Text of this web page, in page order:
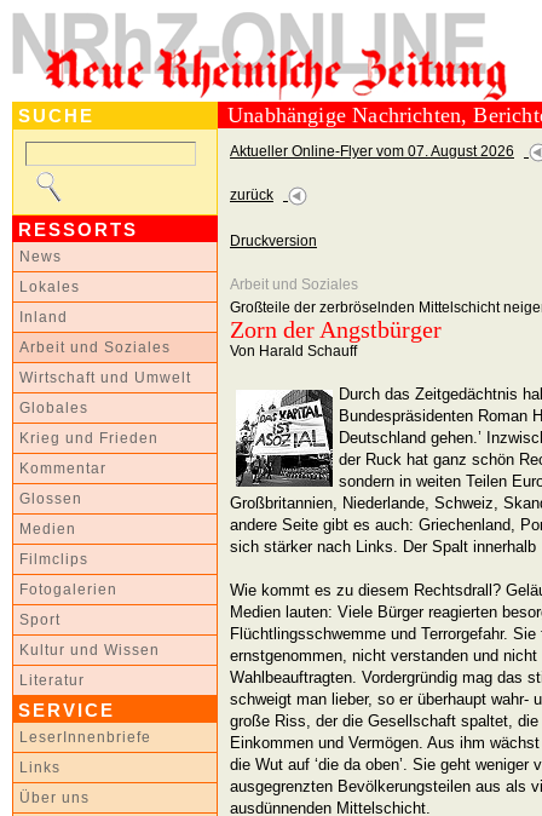
SUCHE
RESSORTS
News
Lokales
Inland
Arbeit und Soziales
Wirtschaft und Umwelt
Globales
Krieg und Frieden
Kommentar
Glossen
Medien
Filmclips
Fotogalerien
Sport
Kultur und Wissen
Literatur
SERVICE
LeserInnenbriefe
Links
Über uns
Unabhängige Nachrichten,
Aktueller Online-Flyer vom 07. August 2026
zurück
Druckversion
Arbeit und Soziales
Großteile der zerbröselnden Mittelschicht
Zorn der Angstbürger
Von Harald Schauff
Durch das Zeitgedächtnis
Bundespräsidenten Roman
Deutschland gehen.’
der Ruck hat ganz schön
sondern in weiten Teilen
Großbritannien, Niederlande, Schweiz,
andere Seite gibt es auch: Griechenland,
sich stärker nach Links. Der Spalt
Wie kommt es zu diesem Rechtsdrall?
Medien lauten: Viele Bürger reagierten
Flüchtlingsschwemme und Terrorgefahr.
ernstgenommen, nicht verstanden und
Wahlbeauftragten. Vordergründig mag das
schweigt man lieber, so er überhaupt wahr-
große Riss, der die Gesellschaft spaltet,
Einkommen und Vermögen. Aus ihm
die Wut auf ‘die da oben’. Sie geht weniger
ausgegrenzten Bevölkerungsteilen aus als
ausdünnenden Mittelschicht.